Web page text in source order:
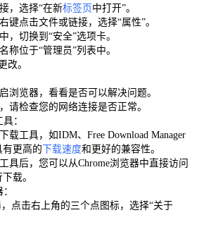
，选择“在新标签页中打开”。
键点击文件或链接，选择“属性”。
，切换到“安全”选项卡。
称位于“管理员”列表中。
改。
浏览器，看看是否可以解决问题。
请检查您的网络连接是否正常。
：
载工具，如IDM、Free Download Manager
更高的下载速度和更好的兼容性。
具后，您可以从Chrome浏览器中直接访问
载。
点击右上角的三个点图标，选择“关于